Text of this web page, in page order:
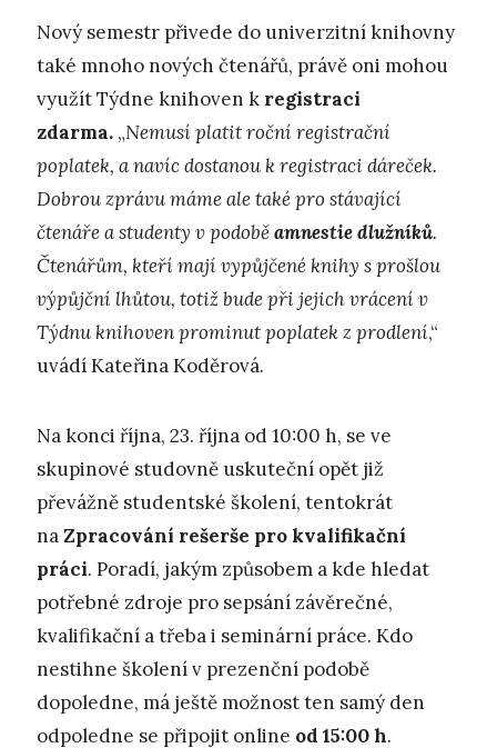
Nový semestr přivede do univerzitní knihovny
také mnoho nových čtenářů, právě oni mohou
využít Týdne knihoven k registraci
zdarma. „Nemusí platit roční registrační
poplatek, a navíc dostanou k registraci dáreček.
Dobrou zprávu máme ale také pro stávající
čtenáře a studenty v podoběamnestie dlužníků.
Čtenářům, kteří mají vypůjčené knihy s prošlou
výpůjční lhůtou, totiž bude při jejich vrácení v
Týdnu knihoven prominut poplatek z prodlení,“
uvádí Kateřina Koděrová.
Na konci října, 23. října od 10:00 h, se ve
skupinové studovně uskuteční opět již
převážně studentské školení, tentokrát
naZpracování rešerše pro kvalifikační
práci. Poradí, jakým způsobem a kde hledat
potřebné zdroje pro sepsání závěrečné,
kvalifikační a třeba i seminární práce. Kdo
nestihne školení v prezenční podobě
dopoledne, má ještě možnost ten samý den
odpoledne se připojit online od 15:00 h.